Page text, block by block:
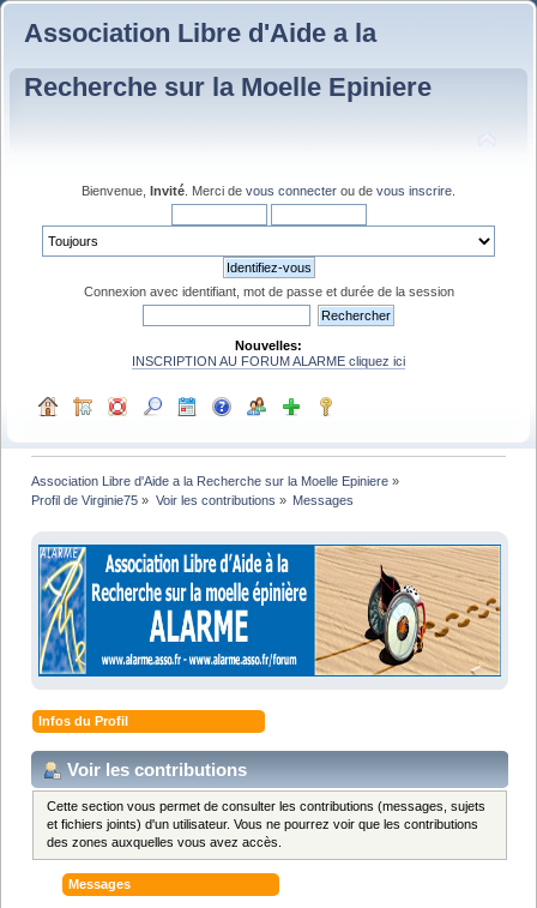
Association Libre d'Aide a la
Recherche sur la Moelle Epiniere
Bienvenue, Invité . Merci de vous connecter ou de vous inscrire
Connexion avec identifiant, mot de passe et durée de la session
Nouvelles:
INSCRIPTION AU FORUM ALARME cliquez ici
Association Libre d'Aide a la Recherche sur la Moelle Epiniere »
Profil de Virginie75 » Voir les contributions » Messages
Infos du Profil
Voir les contributions
Cette section vous permet de consulter les contributions (messages, sujets
et fichiers joints) d'un utilisateur. Vous ne pourrez voir que les contributions
des zones auxquelles vous avez accès.
Messages